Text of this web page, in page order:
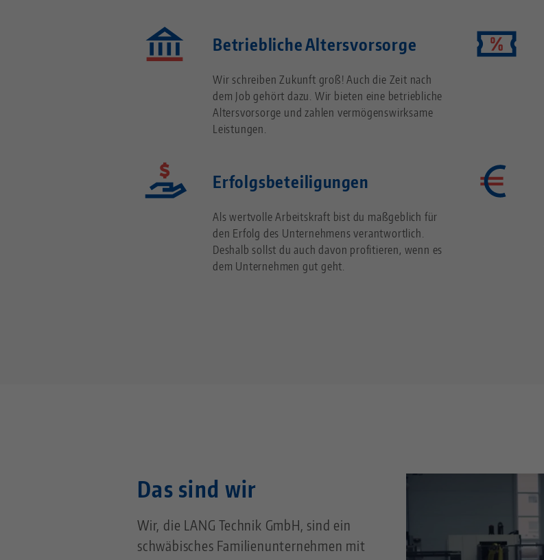
Betriebliche Altersvorsorge
Wir schreiben Zukunft groß! Auch die Zeit nach
dem Job gehört dazu. Wir bieten eine betriebliche
Altersvorsorge und zahlen vermögenswirksame
Leistungen.
Erfolgsbeteiligungen
Als wertvolle Arbeitskraft bist du maßgeblich für
den Erfolg des Unternehmens verantwortlich.
Deshalb sollst du auch davon profitieren, wenn es
dem Unternehmen gut geht.
Das sind wir
Wir, die LANG Technik GmbH, sind ein
schwäbisches Familienunternehmen mit